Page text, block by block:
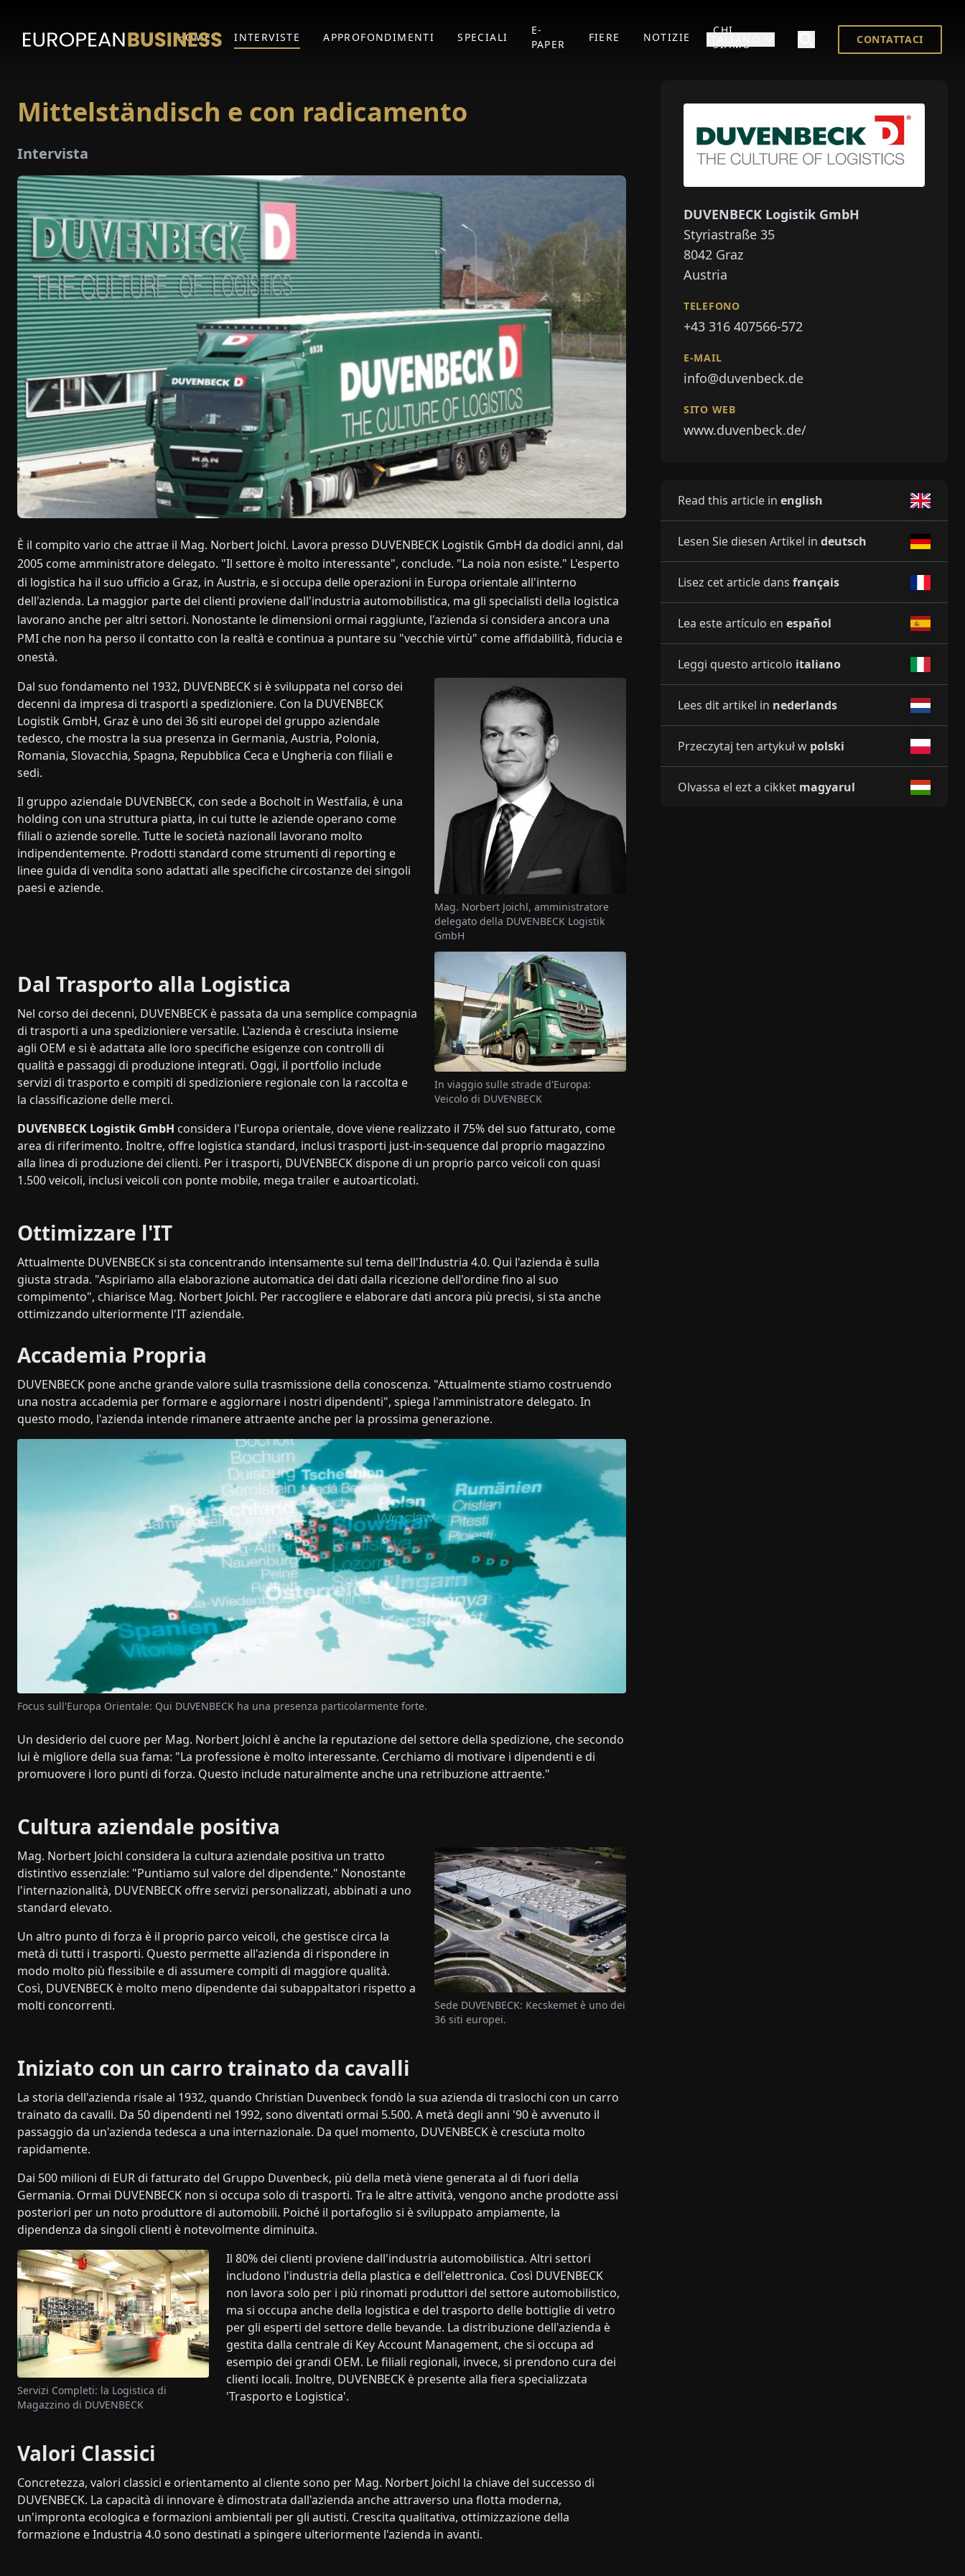
HOME INTERVISTE APPROFONDIMENTI SPECIALI
E-
PAPER
FIERE NOTIZIE
CHI
SIAMO
CONTATTACI
Mittelständisch e con radicamento
Intervista
È il compito vario che attrae il Mag. Norbert Joichl. Lavora presso DUVENBECK Logistik GmbH da dodici anni, dal
2005 come amministratore delegato. "Il settore è molto interessante", conclude. "La noia non esiste." L'esperto
di logistica ha il suo ufficio a Graz, in Austria, e si occupa delle operazioni in Europa orientale all'interno
dell'azienda. La maggior parte dei clienti proviene dall'industria automobilistica, ma gli specialisti della logistica
lavorano anche per altri settori. Nonostante le dimensioni ormai raggiunte, l'azienda si considera ancora una
PMI che non ha perso il contatto con la realtà e continua a puntare su "vecchie virtù" come affidabilità, fiducia e
onestà.
Dal suo fondamento nel 1932, DUVENBECK si è sviluppata nel corso dei
decenni da impresa di trasporti a spedizioniere. Con la DUVENBECK
Logistik GmbH, Graz è uno dei 36 siti europei del gruppo aziendale
tedesco, che mostra la sua presenza in Germania, Austria, Polonia,
Romania, Slovacchia, Spagna, Repubblica Ceca e Ungheria con filiali e
sedi.
Il gruppo aziendale DUVENBECK, con sede a Bocholt in Westfalia, è una
holding con una struttura piatta, in cui tutte le aziende operano come
filiali o aziende sorelle. Tutte le società nazionali lavorano molto
indipendentemente. Prodotti standard come strumenti di reporting e
linee guida di vendita sono adattati alle specifiche circostanze dei singoli
paesi e aziende.
Mag. Norbert Joichl, amministratore
delegato della DUVENBECK Logistik
GmbH
Dal Trasporto alla Logistica
Nel corso dei decenni, DUVENBECK è passata da una semplice compagnia
di trasporti a una spedizioniere versatile. L'azienda è cresciuta insieme
agli OEM e si è adattata alle loro specifiche esigenze con controlli di
qualità e passaggi di produzione integrati. Oggi, il portfolio include
servizi di trasporto e compiti di spedizioniere regionale con la raccolta e
la classificazione delle merci.
In viaggio sulle strade d'Europa:
Veicolo di DUVENBECK
DUVENBECK Logistik GmbH considera l'Europa orientale, dove viene realizzato il 75% del suo fatturato, come
area di riferimento. Inoltre, offre logistica standard, inclusi trasporti just-in-sequence dal proprio magazzino
alla linea di produzione dei clienti. Per i trasporti, DUVENBECK dispone di un proprio parco veicoli con quasi
1.500 veicoli, inclusi veicoli con ponte mobile, mega trailer e autoarticolati.
Ottimizzare l'IT
Attualmente DUVENBECK si sta concentrando intensamente sul tema dell'Industria 4.0. Qui l'azienda è sulla
giusta strada. "Aspiriamo alla elaborazione automatica dei dati dalla ricezione dell'ordine fino al suo
compimento", chiarisce Mag. Norbert Joichl. Per raccogliere e elaborare dati ancora più precisi, si sta anche
ottimizzando ulteriormente l'IT aziendale.
Accademia Propria
DUVENBECK pone anche grande valore sulla trasmissione della conoscenza. "Attualmente stiamo costruendo
una nostra accademia per formare e aggiornare i nostri dipendenti", spiega l'amministratore delegato. In
questo modo, l'azienda intende rimanere attraente anche per la prossima generazione.
Focus sull'Europa Orientale: Qui DUVENBECK ha una presenza particolarmente forte.
Un desiderio del cuore per Mag. Norbert Joichl è anche la reputazione del settore della spedizione, che secondo
lui è migliore della sua fama: "La professione è molto interessante. Cerchiamo di motivare i dipendenti e di
promuovere i loro punti di forza. Questo include naturalmente anche una retribuzione attraente."
Cultura aziendale positiva
Mag. Norbert Joichl considera la cultura aziendale positiva un tratto
distintivo essenziale: "Puntiamo sul valore del dipendente." Nonostante
l'internazionalità, DUVENBECK offre servizi personalizzati, abbinati a uno
standard elevato.
Un altro punto di forza è il proprio parco veicoli, che gestisce circa la
metà di tutti i trasporti. Questo permette all'azienda di rispondere in
modo molto più flessibile e di assumere compiti di maggiore qualità.
Così, DUVENBECK è molto meno dipendente dai subappaltatori rispetto a
molti concorrenti.
Sede DUVENBECK: Kecskemet è uno dei
36 siti europei.
Iniziato con un carro trainato da cavalli
La storia dell'azienda risale al 1932, quando Christian Duvenbeck fondò la sua azienda di traslochi con un carro
trainato da cavalli. Da 50 dipendenti nel 1992, sono diventati ormai 5.500. A metà degli anni '90 è avvenuto il
passaggio da un'azienda tedesca a una internazionale. Da quel momento, DUVENBECK è cresciuta molto
rapidamente.
Dai 500 milioni di EUR di fatturato del Gruppo Duvenbeck, più della metà viene generata al di fuori della
Germania. Ormai DUVENBECK non si occupa solo di trasporti. Tra le altre attività, vengono anche prodotte assi
posteriori per un noto produttore di automobili. Poiché il portafoglio si è sviluppato ampiamente, la
dipendenza da singoli clienti è notevolmente diminuita.
Il 80% dei clienti proviene dall'industria automobilistica. Altri settori
includono l'industria della plastica e dell'elettronica. Così DUVENBECK
non lavora solo per i più rinomati produttori del settore automobilistico,
ma si occupa anche della logistica e del trasporto delle bottiglie di vetro
per gli esperti del settore delle bevande. La distribuzione dell'azienda è
gestita dalla centrale di Key Account Management, che si occupa ad
esempio dei grandi OEM. Le filiali regionali, invece, si prendono cura dei
clienti locali. Inoltre, DUVENBECK è presente alla fiera specializzata
'Trasporto e Logistica'.
Servizi Completi: la Logistica di
Magazzino di DUVENBECK
Valori Classici
Concretezza, valori classici e orientamento al cliente sono per Mag. Norbert Joichl la chiave del successo di
DUVENBECK. La capacità di innovare è dimostrata dall'azienda anche attraverso una flotta moderna,
un'impronta ecologica e formazioni ambientali per gli autisti. Crescita qualitativa, ottimizzazione della
formazione e Industria 4.0 sono destinati a spingere ulteriormente l'azienda in avanti.
DUVENBECK Logistik GmbH
Styriastraße 35
8042 Graz
Austria
TELEFONO
+43 316 407566-572
E-MAIL
info@duvenbeck.de
SITO WEB
www.duvenbeck.de/
Read this article in english
Lesen Sie diesen Artikel in deutsch
Lisez cet article dans français
Lea este artículo en español
Leggi questo articolo italiano
Lees dit artikel in nederlands
Przeczytaj ten artykuł w polski
Olvassa el ezt a cikket magyarul